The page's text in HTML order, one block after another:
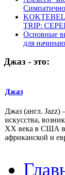
TRIP:
Основные
для
Джаз - это:
Джаз
Джаз (англ.
искусства,
XX века в США в
африканской и